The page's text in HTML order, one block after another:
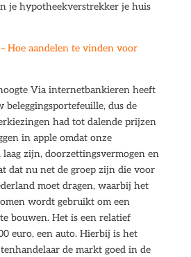
je hypotheekverstrekker je huis
Hoe aandelen te vinden voor
Via internetbankieren heeft
dus de
had tot dalende prijzen
in apple omdat onze
zijn, doorzettingsvermogen en
dat nu net de groep zijn die voor
moet dragen, waarbij het
wordt gebruikt om een
bouwen. Het is een relatief
euro, een auto. Hierbij is het
de markt goed in de